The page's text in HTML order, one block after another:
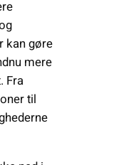
kan gøre
mere
Fra
til